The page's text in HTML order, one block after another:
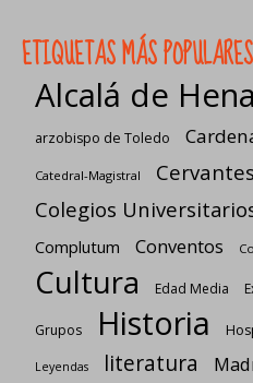
ETIQUETAS MÁS POPULARES
Alcalá de
arzobispo de Toledo
Catedral-Magistral Cervantes
Colegios
Complutum Conventos
Cultura Edad Media
Grupos Historia
Leyendas literatura